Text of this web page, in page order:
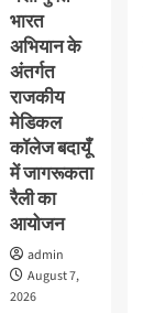
भारत
अभियान के
अंतर्गत
राजकीय
मेडिकल
कॉलेज बदायूँ
में जागरूकता
रैली का
आयोजन
admin
August 7,
2026